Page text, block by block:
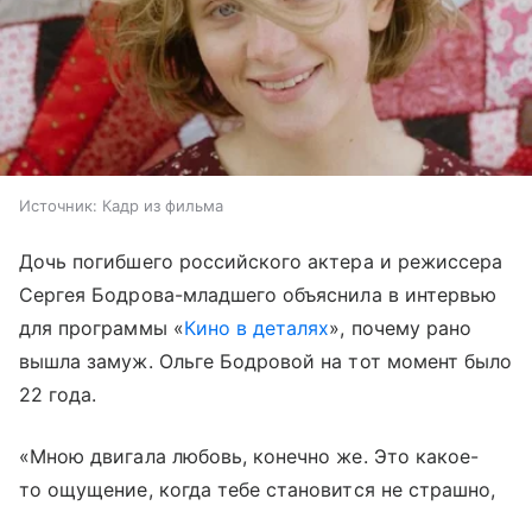
Источник: Кадр из фильма
Дочь погибшего российского актера и режиссера
Сергея Бодрова-младшего объяснила в интервью
для программы «Кино в деталях», почему рано
вышла замуж. Ольге Бодровой на тот момент было
22 года.
«Мною двигала любовь, конечно же. Это какое-
то ощущение, когда тебе становится не страшно,